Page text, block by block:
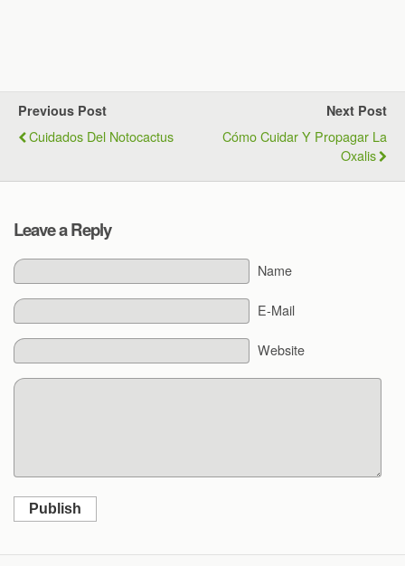
Previous Post
Cuidados Del Notocactus
Next Post
Cómo Cuidar Y Propagar La
Oxalis
Leave a Reply
Name
E-Mail
Website
Publish